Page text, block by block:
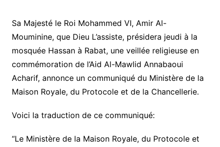
Sa Majesté le Roi Mohammed VI, Amir Al-
Mouminine, que Dieu L’assiste, présidera jeudi à la
mosquée Hassan à Rabat, une veillée religieuse en
commémoration de l’Aid Al-Mawlid Annabaoui
Acharif, annonce un communiqué du Ministère de la
Maison Royale, du Protocole et de la Chancellerie.
Voici la traduction de ce communiqué:
“Le Ministère de la Maison Royale, du Protocole et